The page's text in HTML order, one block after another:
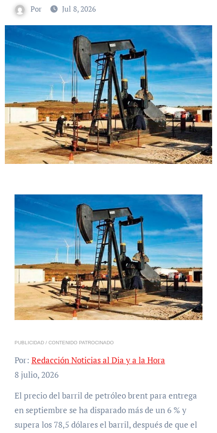
Por Jul 8, 2026
PUBLICIDAD / CONTENIDO PATROCINADO
Por: Redacción Noticias al Dia y a la Hora
8 julio, 2026
El precio del barril de petróleo brent para entrega
en septiembre se ha disparado más de un 6 % y
supera los 78,5 dólares el barril, después de que el